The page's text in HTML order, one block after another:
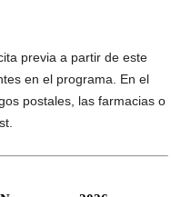
previa a partir de este
en el programa. En el
postales, las farmacias o